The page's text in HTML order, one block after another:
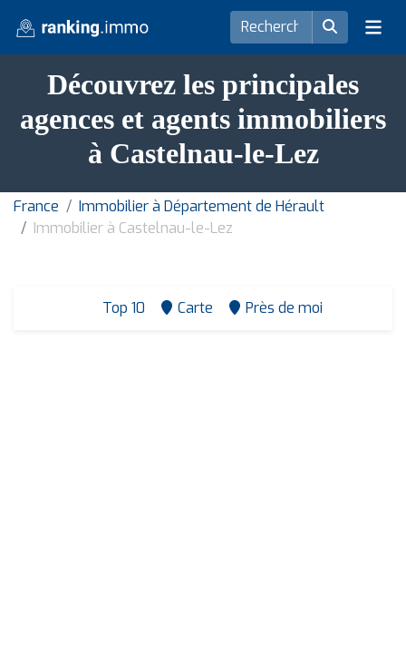
Découvrez les principales
agences et agents immobiliers
à Castelnau-le-Lez
France
Immobilier à Département de Hérault
Immobilier à Castelnau-le-Lez
Top 10 Carte Près de moi